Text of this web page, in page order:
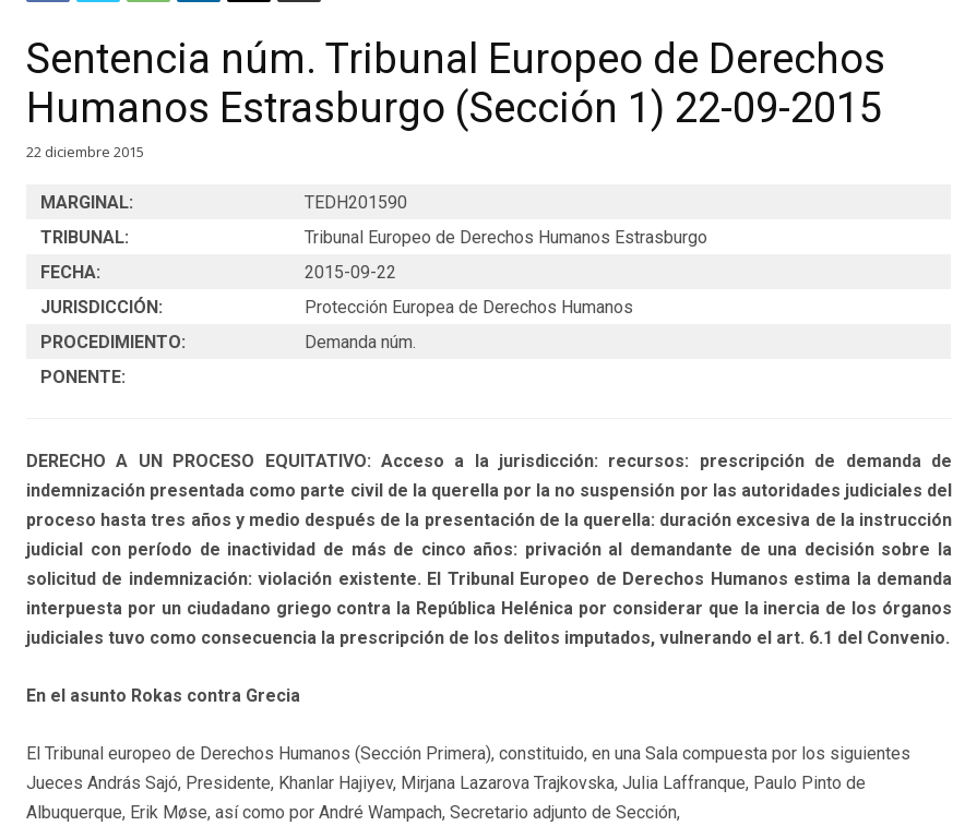
Sentencia núm. Tribunal Europeo de Derechos
Humanos Estrasburgo (Sección 1) 22-09-2015
22 diciembre 2015
MARGINAL:
TEDH201590
TRIBUNAL:
Tribunal Europeo de Derechos Humanos Estrasburgo
FECHA:
2015-09-22
JURISDICCIÓN:
Protección Europea de Derechos Humanos
PROCEDIMIENTO:
Demanda núm.
PONENTE:
DERECHO A UN PROCESO EQUITATIVO: Acceso a la jurisdicción: recursos: prescripción de demanda de
indemnización presentada como parte civil de la querella por la no suspensión por las autoridades judiciales del
proceso hasta tres años y medio después de la presentación de la querella: duración excesiva de la instrucción
judicial con período de inactividad de más de cinco años: privación al demandante de una decisión sobre la
solicitud de indemnización: violación existente. El Tribunal Europeo de Derechos Humanos estima la demanda
interpuesta por un ciudadano griego contra la República Helénica por considerar que la inercia de los órganos
judiciales tuvo como consecuencia la prescripción de los delitos imputados, vulnerando el art. 6.1 del Convenio.
En el asunto Rokas contra Grecia
El Tribunal europeo de Derechos Humanos (Sección Primera), constituido, en una Sala compuesta por los siguientes
Jueces András Sajó, Presidente, Khanlar Hajiyev, Mirjana Lazarova Trajkovska, Julia Laffranque, Paulo Pinto de
Albuquerque, Erik Møse, así como por André Wampach, Secretario adjunto de Sección,